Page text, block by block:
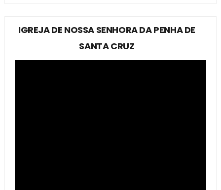
IGREJA DE NOSSA SENHORA DA PENHA DE
SANTA CRUZ